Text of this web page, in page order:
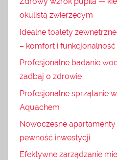
okulistą zwierzęcym
Idealne toalety
– komfort i funkcjonalność
Profesjonalne badanie
zadbaj o zdrowie
Profesjonalne sprzątanie
Aquachem
Nowoczesne
pewność inwestycji
Efektywne zarządzanie